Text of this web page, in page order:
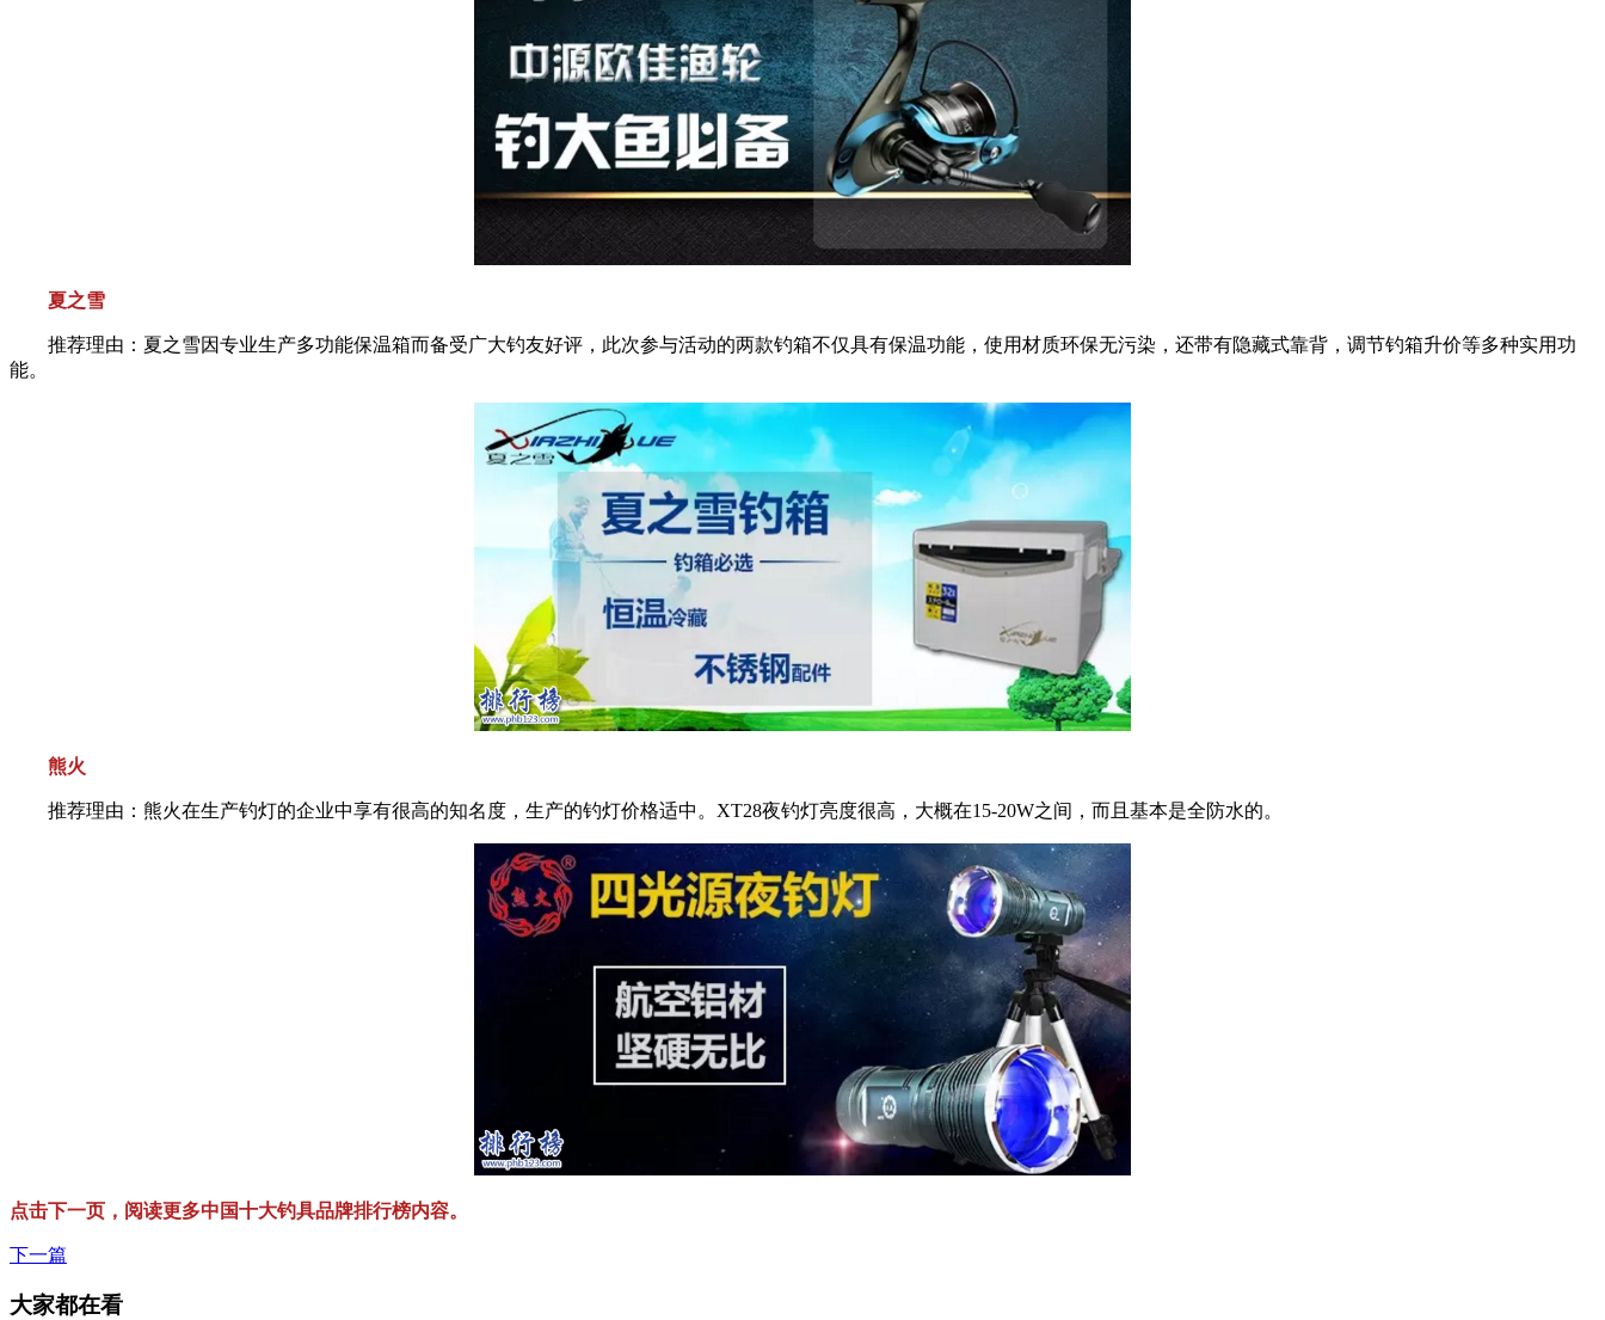
夏之雪
推荐理由：夏之雪因专业生产多功能保温箱而备受广大钓友好评，此次参与活动的两款钓箱不仅具有保温功能，使用材质环保无污染，还带有隐藏式靠背，调节钓箱升价等多种实用功
能。
熊火
推荐理由：熊火在生产钓灯的企业中享有很高的知名度，生产的钓灯价格适中。XT28夜钓灯亮度很高，大概在15-20W之间，而且基本是全防水的。
点击下一页，阅读更多中国十大钓具品牌排行榜内容。
下一篇
大家都在看